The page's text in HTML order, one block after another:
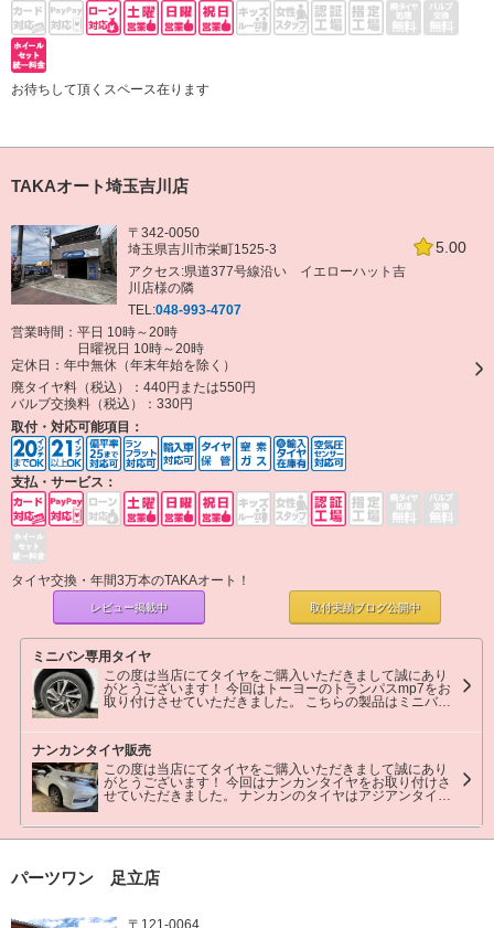
お待ちして頂くスペース在ります
TAKAオート埼玉吉川店
5.00
〒342-0050
埼玉県吉川市栄町1525-3
アクセス:県道377号線沿い イエローハット吉
川店様の隣
TEL:048-993-4707
営業時間：平日 10時～20時
日曜祝日 10時～20時
定休日： 年中無休（年末年始を除く）
廃タイヤ料（税込）： 440円または550円
バルブ交換料（税込）： 330円
取付・対応可能項目：
支払・サービス：
タイヤ交換・年間3万本のTAKAオート！
レビュー掲載中 取付実績ブログ公開中
ミニバン専用タイヤ
この度は当店にてタイヤをご購入いただきまして誠にあり
がとうございます！ 今回はトーヨーのトランパスmp7をお
取り付けさせていただきました。 こちらの製品はミニバン
があるお車のふらつきや片減りを低減したタイヤになりま
す。 これで遠方へのお出かけも問題ありません！ またのご
来店をお待ちしております。
ナンカンタイヤ販売
この度は当店にてタイヤをご購入いただきまして誠にあり
がとうございます！ 今回はナンカンタイヤをお取り付けさ
せていただきました。 ナンカンのタイヤはアジアンタイヤ
ドライ性能とウェット性能のどちらもグリップ力に優れた
エコタイヤです、 またのご来店をお待ちしております。
パーツワン 足立店
〒121-0064